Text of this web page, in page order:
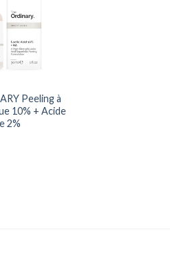
Peeling à
10% + Acide
2%